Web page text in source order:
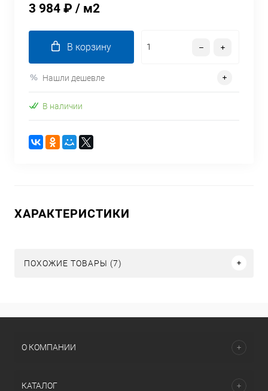
3 984 ₽ / м2
В корзину
Нашли дешевле
В наличии
ХАРАКТЕРИСТИКИ
ПОХОЖИЕ ТОВАРЫ (7)
О КОМПАНИИ
КАТАЛОГ